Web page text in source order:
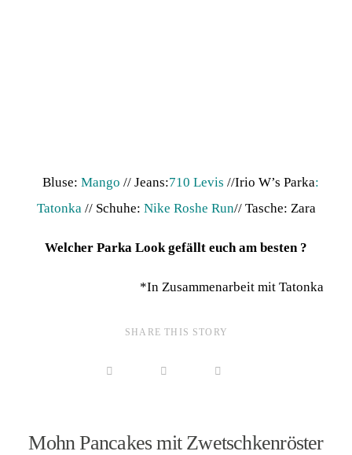
Bluse: Mango // Jeans:710 Levis //Irio W’s Parka:
Tatonka // Schuhe: Nike Roshe Run// Tasche: Zara
Welcher Parka Look gefällt euch am besten ?
*In Zusammenarbeit mit Tatonka
SHARE THIS STORY
Mohn Pancakes mit Zwetschkenröster